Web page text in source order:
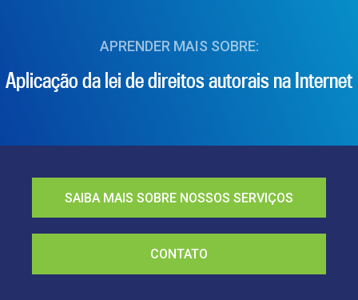
APRENDER MAIS SOBRE:
Aplicação da lei de direitos autorais na Internet
SAIBA MAIS SOBRE NOSSOS SERVIÇOS
CONTATO